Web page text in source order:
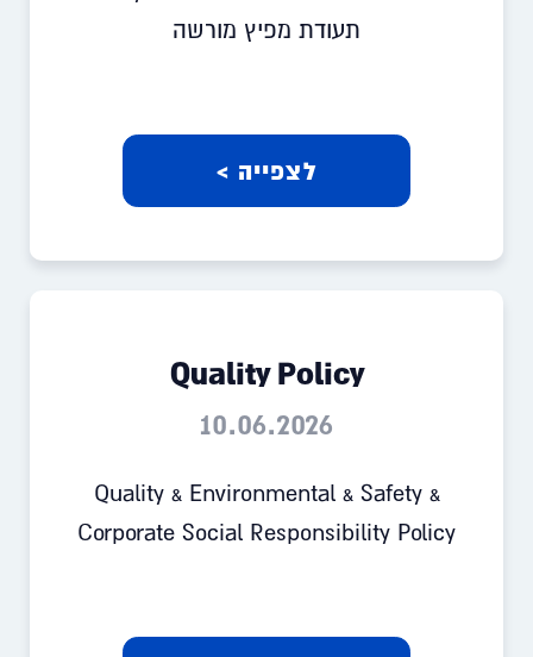
תעודת מפיץ מורשה
לצפייה >
Quality Policy
10.06.2026
Quality & Environmental & Safety &
Corporate Social Responsibility Policy